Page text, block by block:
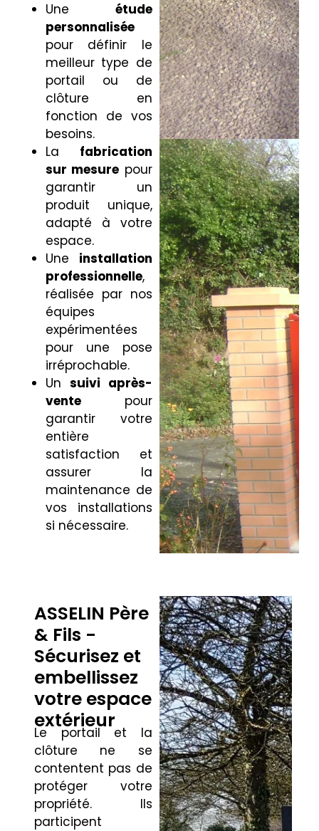
Une étude
personnalisée
pour définir le
meilleur type de
portail ou de
clôture en
fonction de vos
besoins.
La fabrication
sur mesure pour
garantir un
produit unique,
adapté à votre
espace.
Une installation
professionnelle,
réalisée par nos
équipes
expérimentées
pour une pose
irréprochable.
Un suivi après-
ventepour
garantir votre
entière
satisfaction et
assurer la
maintenance de
vos installations
si nécessaire.
ASSELIN Père
& Fils -
Sécurisez et
embellissez
votre espace
extérieur
Le portail et la
clôture ne se
contentent pas de
protéger votre
propriété. Ils
participent